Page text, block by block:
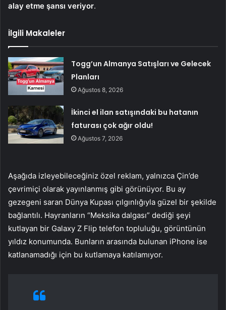
alay etme şansı veriyor.
İlgili Makaleler
Togg’un Almanya Satışları ve Gelecek
Planları
Ağustos 8, 2026
İkinci el ilan satışındaki bu hatanın
faturası çok ağır oldu!
Ağustos 7, 2026
Aşağıda izleyebileceğiniz özel reklam, yalnızca Çin’de
çevrimiçi olarak yayınlanmış gibi görünüyor. Bu ay
gezegeni saran Dünya Kupası çılgınlığıyla güzel bir şekilde
bağlantılı. Hayranların “Meksika dalgası” dediği şeyi
kutlayan bir Galaxy Z Flip telefon topluluğu, görüntünün
yıldız konumunda. Bunların arasında bulunan iPhone ise
katlanamadığı için bu kutlamaya katılamıyor.